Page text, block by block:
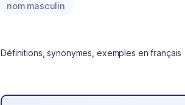
nom masculin
Définitions, synonymes, exemples en français